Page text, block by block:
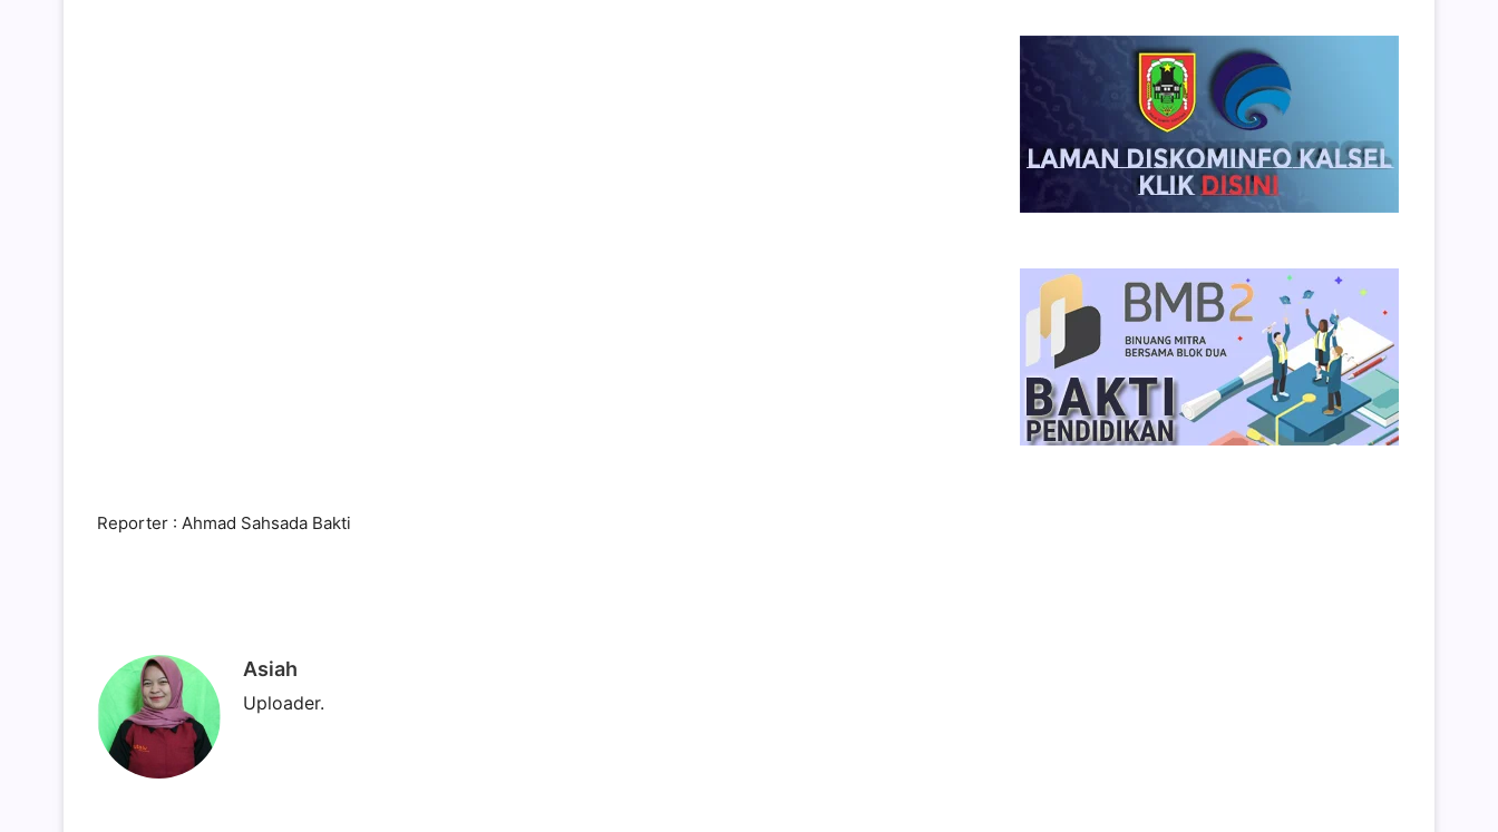
Reporter : Ahmad Sahsada Bakti
Asiah
Uploader.